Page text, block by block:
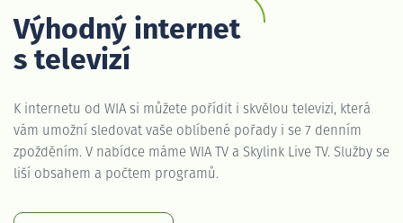
Výhodný internet
s televizí
K internetu od WIA si můžete pořídit i skvělou televizi, která
vám umožní sledovat vaše oblíbené pořady i se 7 denním
zpožděním. V nabídce máme WIA TV a Skylink Live TV. Služby se
liší obsahem a počtem programů.